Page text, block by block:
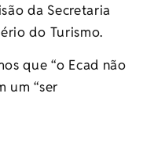
da Secretaria
do Turismo.
que “o Ecad não
um “ser